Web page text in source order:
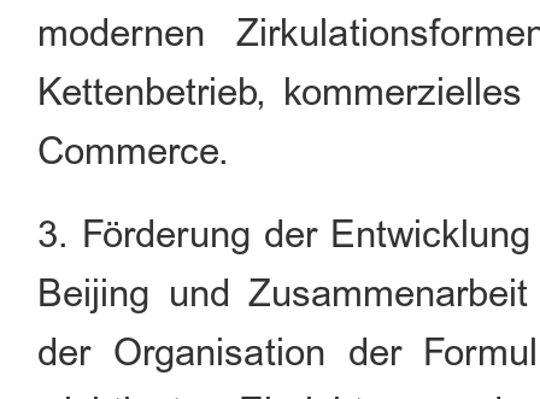
modernen
Kettenbetrieb,
Commerce.
3. Förderung der
Beijing und
der Organisation der